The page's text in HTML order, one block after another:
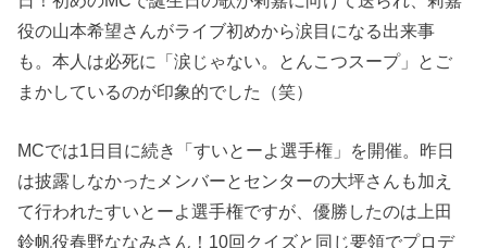
役の山本希望さんがライブ初めから涙目になる出来事
も。本人は必死に「涙じゃない。とんこつスープ」とご
まかしているのが印象的でした（笑）
MCでは1日目に続き「すいとーよ選手権」を開催。昨日
は披露しなかったメンバーとセンターの大坪さんも加え
て行われたすいとーよ選手権ですが、優勝したのは上田
鈴帆役春野ななみさん！10回クイズと同じ要領でプロデ